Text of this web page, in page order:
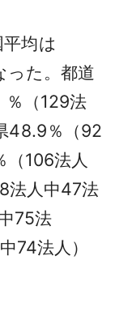
均は
った。都道
％（129法
48.9％（92
106法人
法人中47法
75法
74法人）